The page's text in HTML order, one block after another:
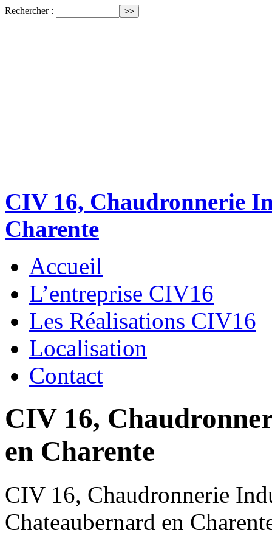
Rechercher :
CIV 16, Chaudronnerie
Charente
Accueil
L’entreprise CIV16
Les Réalisations CIV16
Localisation
Contact
CIV 16,
en Charente
CIV 16, Chaudronnerie
Chateaubernard en